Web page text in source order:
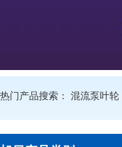
热门产品搜索： 混流泵叶轮